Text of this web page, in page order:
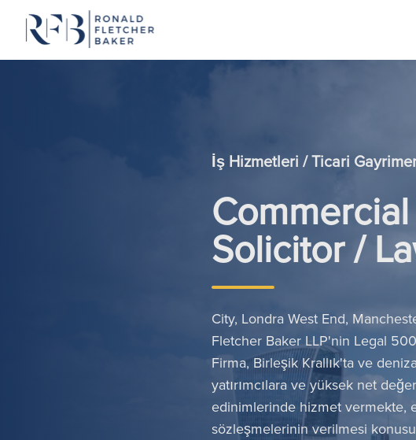
İş Hizmetleri / Ticari
Solicitor /
City, Londra West End,
Fletcher Baker LLP'nin Legal
Firma, Birleşik Krallık'ta ve
yatırımcılara ve yüksek net
edinimlerinde hizmet vermekte,
sözleşmelerinin verilmesi